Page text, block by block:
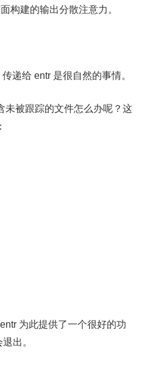
构建的输出分散注意力。
递给 entr 是很自然的事情。
未被跟踪的文件怎么办呢？这
为此提供了一个很好的功
出。